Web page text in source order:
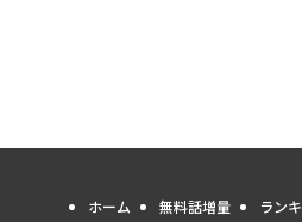
ホーム 無料話増量 ラン